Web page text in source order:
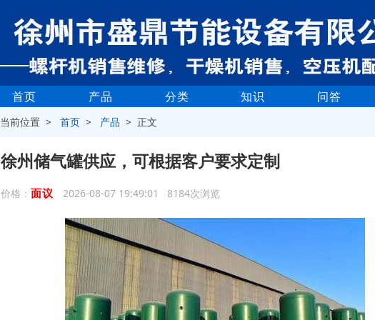
首页 产品 分类 知识 问答
当前位置 >首页 > 产品 > 正文
徐州储气罐供应，可根据客户要求定制
价格： 面议 2026-08-07 19:49:01 8184次浏览